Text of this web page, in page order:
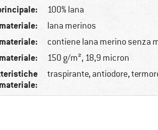
100% lana
lana merinos
contiene lana merino senza
150 g/m², 18,9 micron
materiale:
traspirante, antiodore,